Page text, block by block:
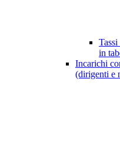
in
Incarichi
(dirigenti e